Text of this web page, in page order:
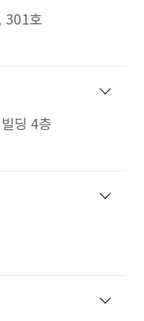
301호
딩 4층